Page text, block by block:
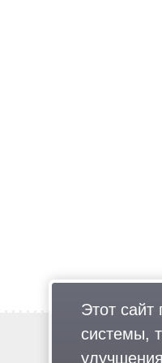
Этот сайт
системы,